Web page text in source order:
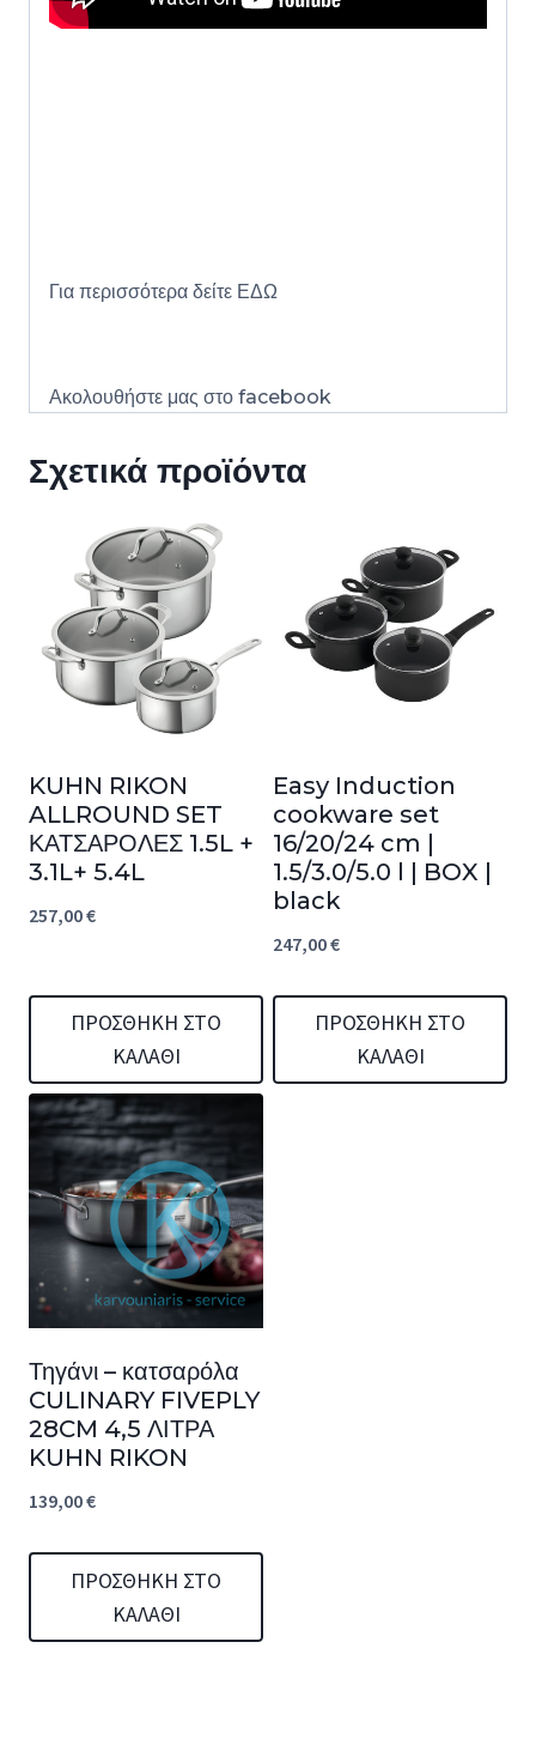
Για περισσότερα δείτε ΕΔΩ
Ακολουθήστε μας στο facebook
Σχετικά προϊόντα
KUHN RIKON
ALLROUND SET
ΚΑΤΣΑΡΟΛΕΣ 1.5L +
3.1L+ 5.4L
257,00€
ΠΡΟΣΘΉΚΗ ΣΤΟ
ΚΑΛΆΘΙ
Easy Induction
cookware set
16/20/24 cm |
1.5/3.0/5.0 l | BOX |
black
247,00€
ΠΡΟΣΘΉΚΗ ΣΤΟ
ΚΑΛΆΘΙ
Τηγάνι – κατσαρόλα
CULINARY FIVEPLY
28CM 4,5 ΛΙΤΡΑ
KUHN RIKON
139,00€
ΠΡΟΣΘΉΚΗ ΣΤΟ
ΚΑΛΆΘΙ